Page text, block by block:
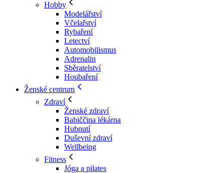
Hobby
Modelářství
Včelařství
Rybaření
Letectví
Automobilismus
Adrenalin
Sběratelství
Houbaření
Ženské centrum
Zdraví
Ženské zdraví
Babiččina lékárna
Hubnutí
Duševní zdraví
Wellbeing
Fitness
Jóga a pilates